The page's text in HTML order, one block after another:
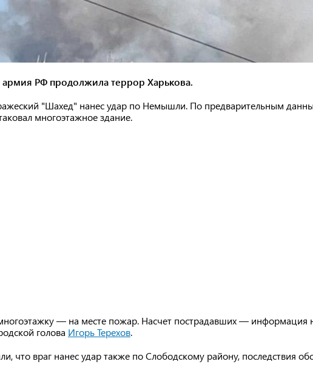
РФ продолжила террор Харькова.
"Шахед" нанес удар по Немышли. По предварительным
многоэтажное здание.
— на месте пожар. Насчет пострадавших — информация
голова Игорь Терехов.
что враг нанес удар также по Слободскому району, последствия